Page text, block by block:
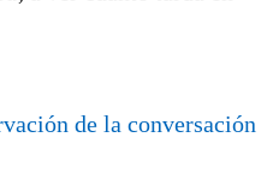
de la conversación